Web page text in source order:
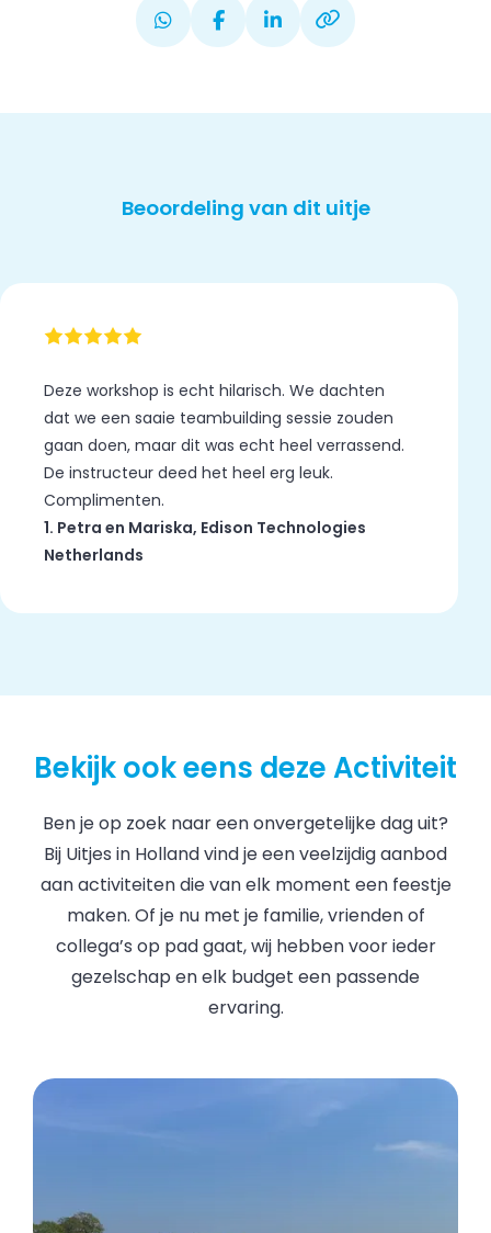
Beoordeling van dit uitje
Deze workshop is echt hilarisch. We dachten
dat we een saaie teambuilding sessie zouden
gaan doen, maar dit was echt heel verrassend.
De instructeur deed het heel erg leuk.
Complimenten.
1. Petra en Mariska, Edison Technologies
Netherlands
Bekijk ook eens deze Activiteit
Ben je op zoek naar een onvergetelijke dag uit?
Bij Uitjes in Holland vind je een veelzijdig aanbod
aan activiteiten die van elk moment een feestje
maken. Of je nu met je familie, vrienden of
collega’s op pad gaat, wij hebben voor ieder
gezelschap en elk budget een passende
ervaring.